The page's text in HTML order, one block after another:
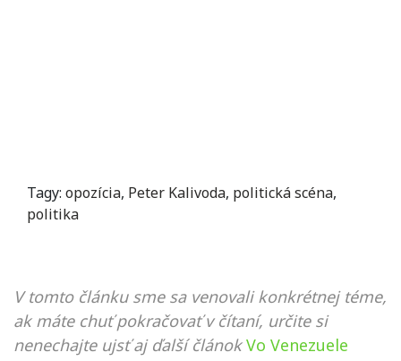
Tagy: opozícia, Peter Kalivoda, politická scéna,
politika
V tomto článku sme sa venovali konkrétnej téme,
ak máte chuť pokračovať v čítaní, určite si
nenechajte ujsť aj ďalší článok Vo Venezuele